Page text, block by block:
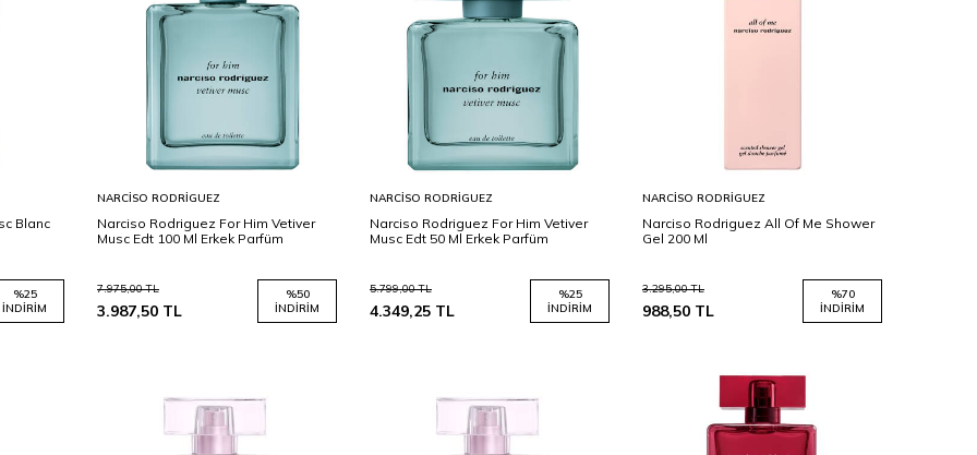
Blanc
%25
İNDIRIM
Ekle
NARCISO RODRIGUEZ
Narciso Rodriguez For Him Vetiver
Musc Edt 100 Ml Erkek Parfüm
7.975,00TL
3.987,50 TL
%50
İNDIRIM
Ekle
NARCISO RODRIGUEZ
Narciso Rodriguez For Him Vetiver
Musc Edt 50 Ml Erkek Parfüm
5.799,00TL
4.349,25 TL
%25
İNDIRIM
Ekle
NARCISO RODRIGUEZ
Narciso Rodriguez All Of Me Shower
Gel 200 Ml
3.295,00TL
988,50 TL
%70
İNDIRIM